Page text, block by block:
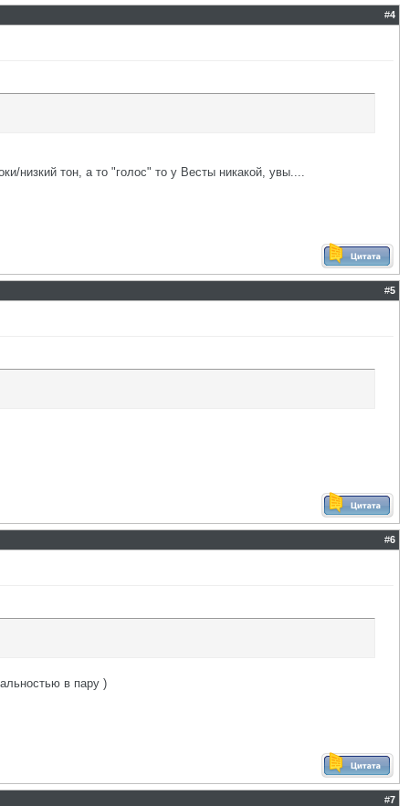
#4
низкий тон, а то "голос" то у Весты никакой, увы....
#5
#6
в пару )
#7